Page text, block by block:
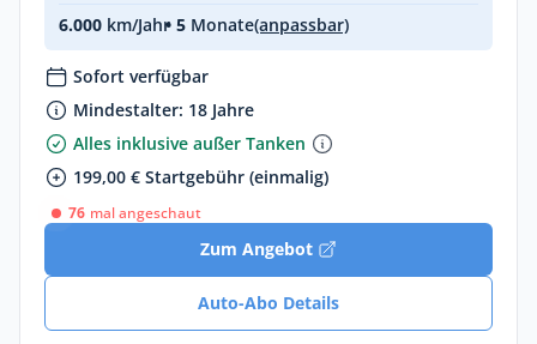
6.000 km/Jahr• 5 Monate(anpassbar)
Sofort verfügbar
Mindestalter: 18 Jahre
Alles inklusive außer Tanken
199,00 € Startgebühr (einmalig)
76 mal angeschaut
Zum Angebot
Auto-Abo Details